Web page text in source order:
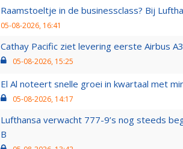
Raamstoeltje in de businessclass? Bij
05-08-2026, 16:41
Cathay Pacific ziet levering eerste Airbus
05-08-2026, 15:25
El Al noteert snelle groei in kwartaal met
05-08-2026, 14:17
Lufthansa verwacht 777-9’s nog steeds
B